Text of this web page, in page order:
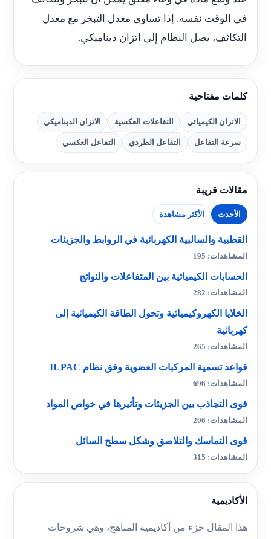
في الوقت نفسه. إذا تساوى معدل التبخر مع معدل
التكاثف، يصل النظام إلى اتزان ديناميكي.
كلمات مفتاحية
الاتزان الكيميائي التفاعلات العكسية الاتزان الديناميكي
سرعة التفاعل التفاعل الطردي التفاعل العكسي
مقالات قريبة
الأحدث الأكثر مشاهدة
القطبية والسالبية الكهربائية في الروابط والجزيئات
المشاهدات: 195
الحسابات الكيميائية بين المتفاعلات والنواتج
المشاهدات: 282
الخلايا الكهروكيميائية وتحول الطاقة الكيميائية إلى
كهربائية
المشاهدات: 265
قواعد تسمية المركبات العضوية وفق نظام IUPAC
المشاهدات: 696
قوى التجاذب بين الجزيئات وتأثيرها في خواص المواد
المشاهدات: 206
قوى التماسك والتلاصق وشكل سطح السائل
المشاهدات: 315
الأكاديمية
هذا المقال جزء من أكاديمية المناهج، وهي شروحات